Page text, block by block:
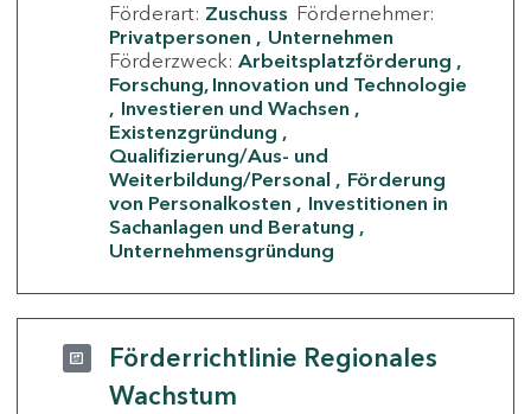
Förderart: Zuschuss Fördernehmer:
Privatpersonen
Unternehmen
Förderzweck: Arbeitsplatzförderung
Forschung, Innovation und Technologie
Investieren und Wachsen
Existenzgründung
Qualifizierung/Aus- und
Weiterbildung/Personal
Förderung
von Personalkosten
Investitionen in
Sachanlagen und Beratung
Unternehmensgründung
Förderrichtlinie Regionales
Wachstum